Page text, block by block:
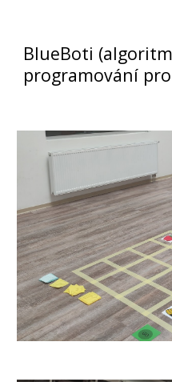
BlueBoti
programování